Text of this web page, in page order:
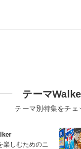
テーマ
テーマ別特集をチェ
楽しむためのニ